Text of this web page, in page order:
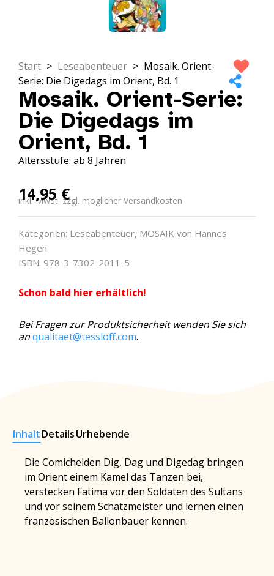
Start > Leseabenteuer > Mosaik. Orient-
Serie: Die Digedags im Orient, Bd. 1
Mosaik. Orient-Serie:
Die Digedags im
Orient, Bd. 1
Altersstufe: ab 8 Jahren
14,95 €
inkl. MwSt. zzgl. möglicher Versandkosten
Kategorien: Leseabenteuer, MOSAIK von Hannes
Hegen
ISBN: 978-3-7302-2011-5
Schon bald hier erhältlich!
Bei Fragen zur Produktsicherheit wenden Sie sich
anqualitaet@tessloff.com.
InhaltDetailsUrhebende
Die Comichelden Dig, Dag und Digedag bringen
im Orient einem Kamel das Tanzen bei,
verstecken Fatima vor den Soldaten des Sultans
und vor seinem Schatzmeister und lernen einen
französischen Ballonbauer kennen.